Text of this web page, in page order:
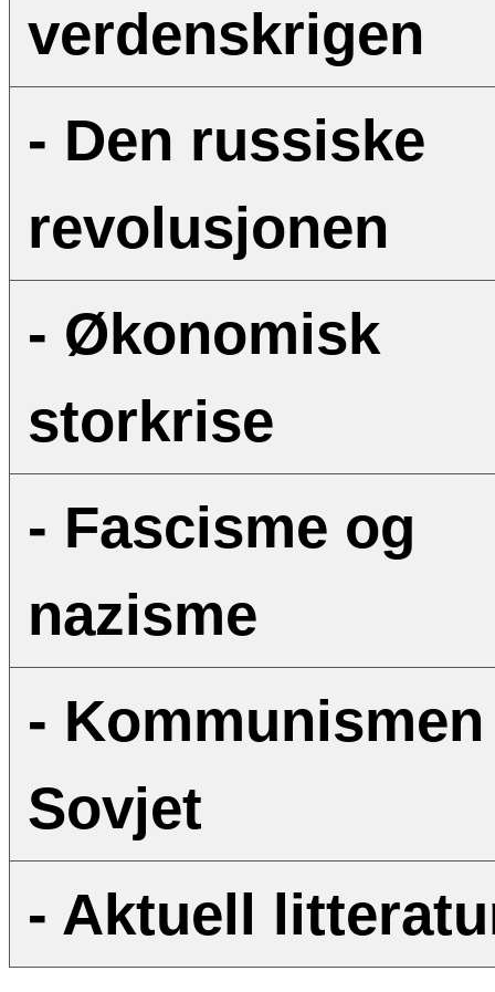
verdenskrigen
- Den russiske
revolusjonen
- Økonomisk
storkrise
- Fascisme og
nazisme
-
Sovjet
- Aktuell